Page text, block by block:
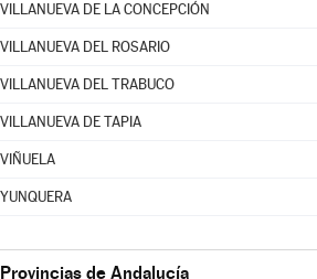
VILLANUEVA DE LA CONCEPCIÓN
VILLANUEVA DEL ROSARIO
VILLANUEVA DEL TRABUCO
VILLANUEVA DE TAPIA
VIÑUELA
YUNQUERA
Provincias de Andalucía